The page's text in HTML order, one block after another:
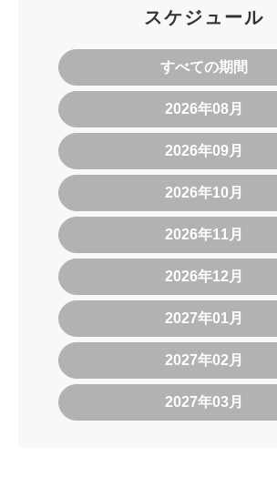
スケジュール
すべての期間
2026年08月
2026年09月
2026年10月
2026年11月
2026年12月
2027年01月
2027年02月
2027年03月